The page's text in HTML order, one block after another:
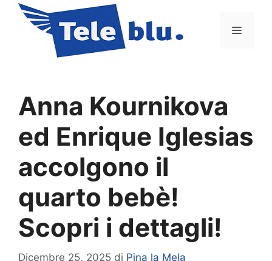
contenuto
Menu
Anna Kournikova
ed Enrique Iglesias
accolgono il
quarto bebè!
Scopri i dettagli!
Dicembre 25, 2025 di Pina la Mela